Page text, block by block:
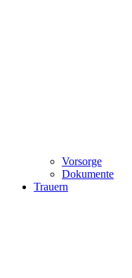
Vorsorge
Dokumente
Trauern